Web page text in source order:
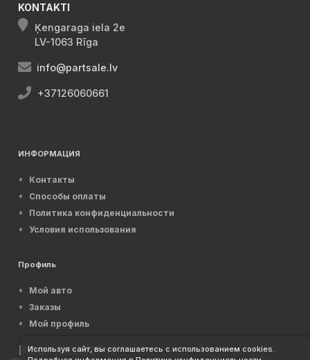
KONTAKTI
Ķengaraga iela 2e
LV-1063 Rīga
info@partsale.lv
+37126060661
ИНФОРМАЦИЯ
Контакты
Способы оплаты
Политика конфиденциальности
Условия использования
Профиль
Мой авто
Заказы
Мой профиль
[FOOT_DELIVERY]
Используя сайт, вы соглашаетесь с использованием cookies.